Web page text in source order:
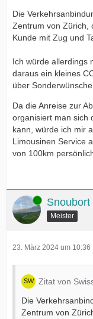
Die
Zentrum von Zürich,
Kunde mit Zug und
Ich würde allerdings
daraus ein kleines
über
Da die Anreise zur
organisiert man sich
kann, würde ich mir
Limousinen Service
von 100km
Online Snoubort
Meister
23. März 2024 um 10:36
Zitat von
Die
Zentrum von